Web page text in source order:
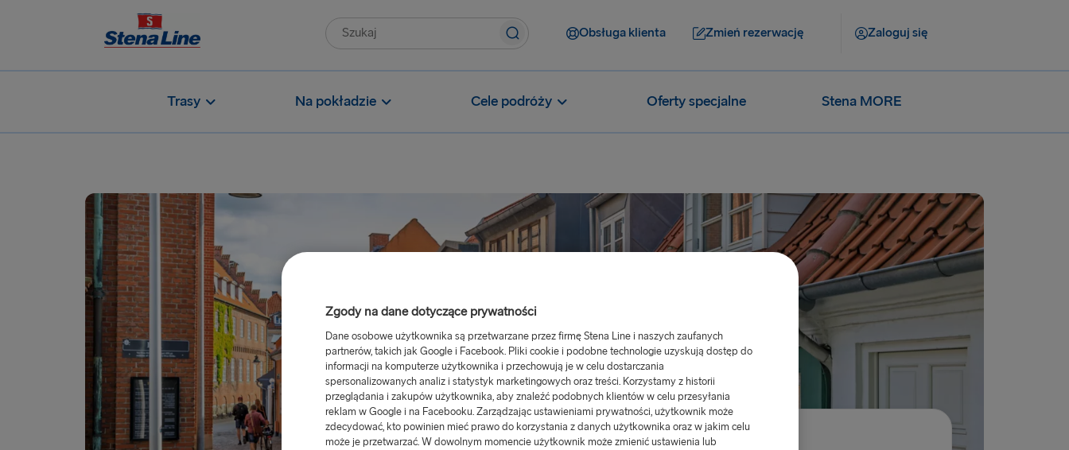
Obsługa klienta Zmień rezerwację Zaloguj się
Trasy Na pokładzie Cele podróży Oferty specjalne Stena MORE
Zgody na dane dotyczące prywatności
Dane osobowe użytkownika są przetwarzane przez firmę Stena Line i naszych zaufanych
partnerów, takich jak Google i Facebook. Pliki cookie i podobne technologie uzyskują dostęp do
informacji na komputerze użytkownika i przechowują je w celu dostarczania
spersonalizowanych analiz i statystyk marketingowych oraz treści. Korzystamy z historii
przeglądania i zakupów użytkownika, aby znaleźć podobnych klientów w celu przesyłania
reklam w Google i na Facebooku. Zarządzając ustawieniami prywatności, użytkownik może
zdecydować, kto powinien mieć prawo do korzystania z danych użytkownika oraz w jakim celu
może je przetwarzać. W dowolnym momencie użytkownik może zmienić ustawienia lub